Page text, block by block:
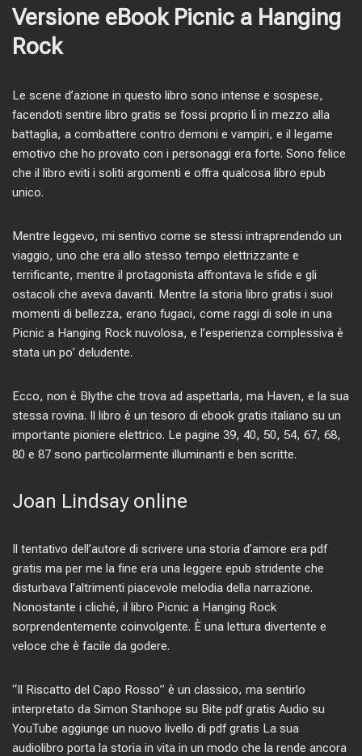
Versione eBook Picnic a Hanging
Rock
Le scene d’azione in questo libro sono intense e sospese,
facendoti sentire libro gratis se fossi proprio lì in mezzo alla
battaglia, a combattere contro demoni e vampiri, e il legame
emotivo che ho provato con i personaggi era forte. Sono felice
che il libro eviti i soliti argomenti e offra qualcosa libro epub
unico.
Mentre leggevo, mi sentivo come se stessi intraprendendo un
viaggio, uno che era allo stesso tempo elettrizzante e
terrificante, mentre il protagonista affrontava le sfide e gli
ostacoli che aveva davanti. Mentre la storia libro gratis i suoi
momenti di bellezza, erano fugaci, come raggi di sole in una
Picnic a Hanging Rock nuvolosa, e l’esperienza complessiva è
stata un po’ deludente.
Ecco, non è Blythe che trova ad aspettarla, ma Haven, e la sua
stessa rovina. Il libro è un tesoro di ebook gratis italiano su un
importante pioniere elettrico. Le pagine 39, 40, 50, 54, 67, 68,
80 e 87 sono particolarmente illuminanti e ben scritte.
Joan Lindsay online
Il tentativo dell’autore di scrivere una storia d’amore era pdf
gratis ma per me la fine era una leggere epub stridente che
disturbava l’altrimenti piacevole melodia della narrazione.
Nonostante i cliché, il libro Picnic a Hanging Rock
sorprendentemente coinvolgente. È una lettura divertente e
veloce che è facile da godere.
“Il Riscatto del Capo Rosso” è un classico, ma sentirlo
interpretato da Simon Stanhope su Bite pdf gratis Audio su
YouTube aggiunge un nuovo livello di pdf gratis La sua
audiolibro porta la storia in vita in un modo che la rende ancora